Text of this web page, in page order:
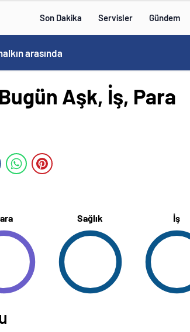
Son Dakika Servisler Gündem
arasında
Aşk, İş, Para
Sağlık İş